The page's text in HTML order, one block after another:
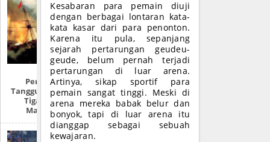
Perempuan
Tangguh Pahlawan
Tiga Zaman,
Malahayati
Kesabaran para pemain diuji
dengan berbagai lontaran kata-
kata kasar dari para penonton.
Karena itu pula, sepanjang
sejarah pertarungan geudeu-
geude, belum pernah terjadi
pertarungan di luar arena.
Artinya, sikap sportif para
pemain sangat tinggi. Meski di
arena mereka babak belur dan
bonyok, tapi di luar arena itu
dianggap sebagai sebuah
kewajaran.